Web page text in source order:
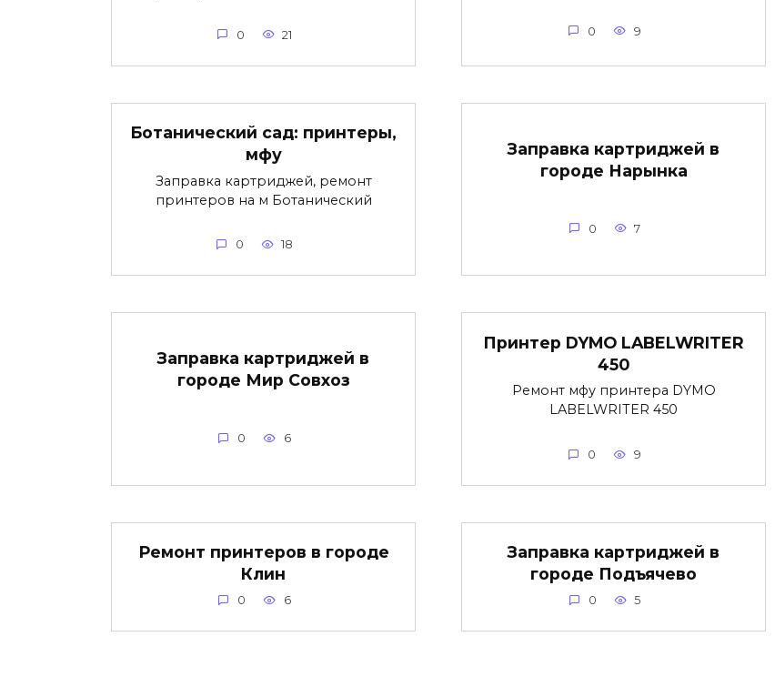
0 21 0 9
Ботанический сад: принтеры,
мфу
Заправка картриджей, ремонт
принтеров на м Ботанический
0 18
Заправка картриджей в
городе Нарынка
0 7
Заправка картриджей в
городе Мир Совхоз
0 6
Принтер DYMO LABELWRITER
450
Ремонт мфу принтера DYMO
LABELWRITER 450
0 9
Ремонт принтеров в городе
Клин
0 6
Заправка картриджей в
городе Подъячево
0 5